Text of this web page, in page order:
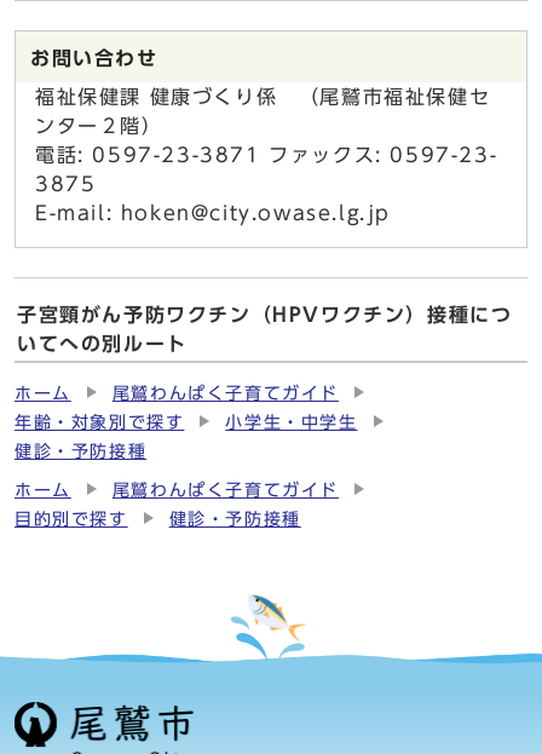
お問い合わせ
福祉保健課 健康づくり係 （尾鷲市福祉保健セ
ンター２階）
電話: 0597-23-3871 ファックス: 0597-23-
3875
E-mail: hoken@city.owase.lg.jp
子宮頸がん予防ワクチン（HPVワクチン）接種につ
いてへの別ルート
ホーム
尾鷲わんぱく子育てガイド
年齢・対象別で探す
小学生・中学生
健診・予防接種
ホーム
尾鷲わんぱく子育てガイド
目的別で探す
健診・予防接種